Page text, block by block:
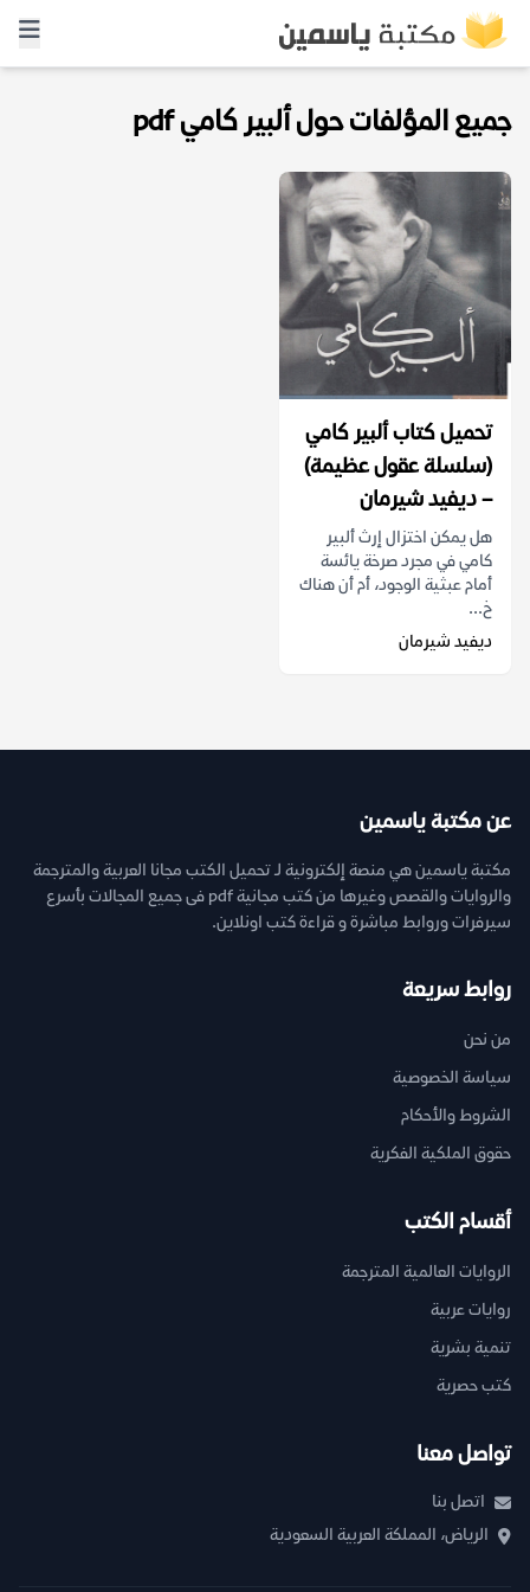
جميع المؤلفات حول ألبير كامي pdf
تحميل كتاب ألبير كامي
(سلسلة عقول عظيمة)
– ديفيد شيرمان
هل يمكن اختزال إرث ألبير
كامي في مجرد صرخة يائسة
أمام عبثية الوجود، أم أن هناك
خ...
ديفيد شيرمان
عن مكتبة ياسمين
مكتبة ياسمين هي منصة إلكترونية لـ تحميل الكتب مجانا العربية والمترجمة
والروايات والقصص وغيرها من كتب مجانية pdf فى جميع المجالات بأسرع
سيرفرات وروابط مباشرة و قراءة كتب اونلاين.
روابط سريعة
من نحن
سياسة الخصوصية
الشروط والأحكام
حقوق الملكية الفكرية
أقسام الكتب
الروايات العالمية المترجمة
روايات عربية
تنمية بشرية
كتب حصرية
تواصل معنا
اتصل بنا
الرياض، المملكة العربية السعودية